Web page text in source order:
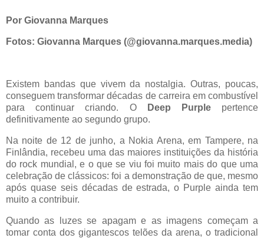
Por Giovanna Marques
Fotos: Giovanna Marques (@giovanna.marques.media)
Existem bandas que vivem da nostalgia. Outras, poucas,
conseguem transformar décadas de carreira em combustível
para continuar criando. O
Deep Purplepertence
definitivamente ao segundo grupo.
Na noite de 12 de junho, a Nokia Arena, em Tampere, na
Finlândia, recebeu uma das maiores instituições da história
do rock mundial, e o que se viu foi muito mais do que uma
celebração de clássicos: foi a demonstração de que, mesmo
após quase seis décadas de estrada, o Purple ainda tem
muito a contribuir.
Quando as luzes se apagam e as imagens começam a
tomar conta dos gigantescos telões da arena, o tradicional